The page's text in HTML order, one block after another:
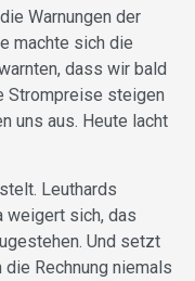
Warnungen der
machte sich die
dass wir bald
Strompreise steigen
uns aus. Heute lacht
Leuthards
weigert sich, das
Und setzt
Rechnung niemals